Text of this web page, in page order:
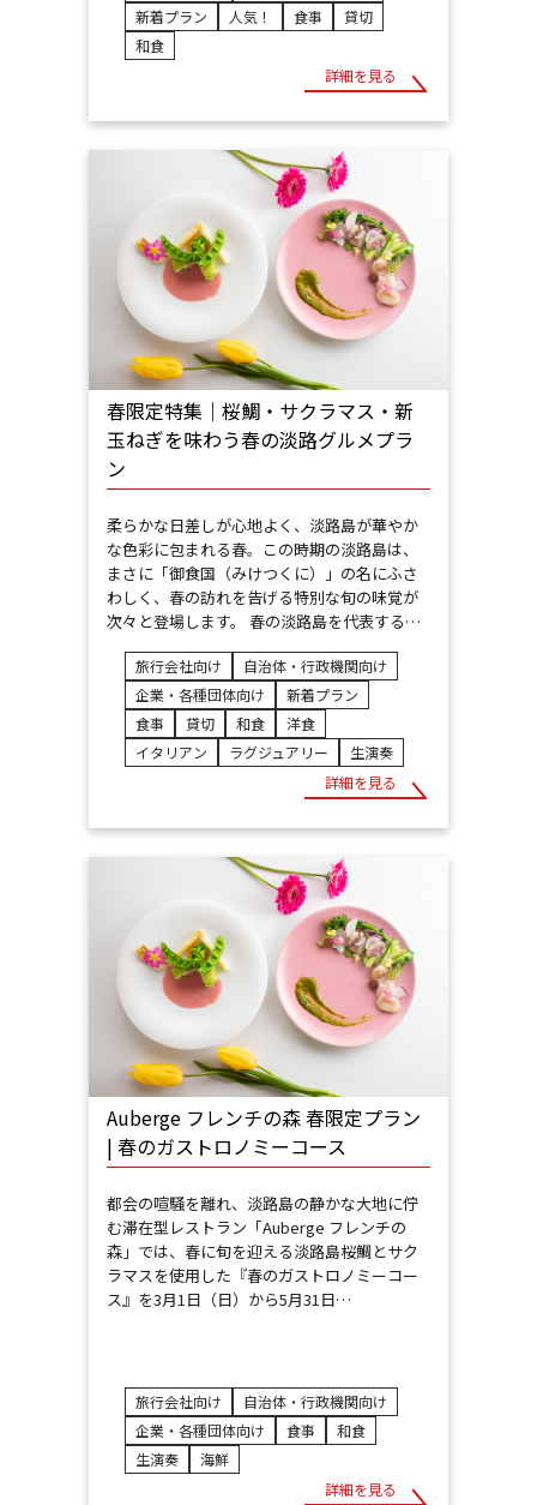
新着プラン
人気！ 食事
貸切
和食
詳細を見る
春限定特集｜桜鯛・サクラマス・新
玉ねぎを味わう春の淡路グルメプラ
ン
柔らかな日差しが心地よく、淡路島が華やか
な色彩に包まれる春。この時期の淡路島は、
まさに「御食国（みけつくに）」の名にふさ
わしく、春の訪れを告げる特別な旬の味覚が
次々と登場します。 春の淡路島を代表する…
旅行会社向け
自治体・行政機関向け
企業・各種団体向け
新着プラン
食事
貸切 和食
洋食
イタリアン
ラグジュアリー
生演奏
詳細を見る
Auberge フレンチの森 春限定プラン
| 春のガストロノミーコース
都会の喧騒を離れ、淡路島の静かな大地に佇
む滞在型レストラン「Auberge フレンチの
森」では、春に旬を迎える淡路島桜鯛とサク
ラマスを使用した『春のガストロノミーコー
ス』を3月1日（日）から5月31日…
旅行会社向け
自治体・行政機関向け
企業・各種団体向け
食事
和食
生演奏
海鮮
詳細を見る